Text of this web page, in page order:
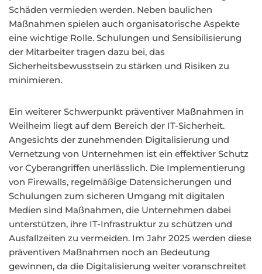
Schäden vermieden werden. Neben baulichen
Maßnahmen spielen auch organisatorische Aspekte
eine wichtige Rolle. Schulungen und Sensibilisierung
der Mitarbeiter tragen dazu bei, das
Sicherheitsbewusstsein zu stärken und Risiken zu
minimieren.
Ein weiterer Schwerpunkt präventiver Maßnahmen in
Weilheim liegt auf dem Bereich der IT-Sicherheit.
Angesichts der zunehmenden Digitalisierung und
Vernetzung von Unternehmen ist ein effektiver Schutz
vor Cyberangriffen unerlässlich. Die Implementierung
von Firewalls, regelmäßige Datensicherungen und
Schulungen zum sicheren Umgang mit digitalen
Medien sind Maßnahmen, die Unternehmen dabei
unterstützen, ihre IT-Infrastruktur zu schützen und
Ausfallzeiten zu vermeiden. Im Jahr 2025 werden diese
präventiven Maßnahmen noch an Bedeutung
gewinnen, da die Digitalisierung weiter voranschreitet